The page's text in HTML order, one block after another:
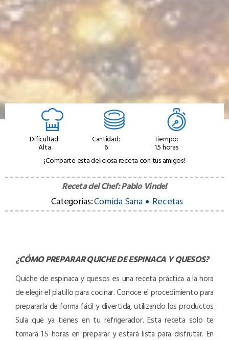
Dificultad:
Alta
Cantidad:
6
Tiempo:
1.5 horas
¡Comparte esta deliciosa receta con tus amigos!
Receta del Chef:Pablo Vindel
Categorias:Comida Sana Recetas
¿CÓMO PREPARARQUICHE DE ESPINACA Y QUESOS?
Quiche de espinaca y quesos es una receta práctica a la hora
de elegir el platillo para cocinar. Conoce el procedimiento para
prepararla de forma fácil y divertida, utilizando los productos
Sula que ya tienes en tu refrigerador. Esta receta solo te
tomará 1.5 horas en preparar y estará lista para disfrutar. En